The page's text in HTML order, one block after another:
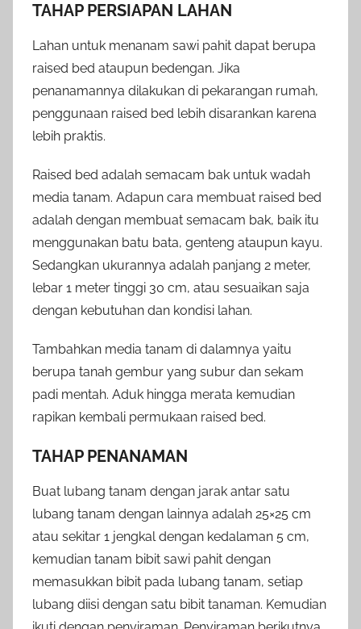
TAHAP PERSIAPAN LAHAN
Lahan untuk menanam sawi pahit dapat berupa
raised bed ataupun bedengan. Jika
penanamannya dilakukan di pekarangan rumah,
penggunaan raised bed lebih disarankan karena
lebih praktis.
Raised bed adalah semacam bak untuk wadah
media tanam. Adapun cara membuat raised bed
adalah dengan membuat semacam bak, baik itu
menggunakan batu bata, genteng ataupun kayu.
Sedangkan ukurannya adalah panjang 2 meter,
lebar 1 meter tinggi 30 cm, atau sesuaikan saja
dengan kebutuhan dan kondisi lahan.
Tambahkan media tanam di dalamnya yaitu
berupa tanah gembur yang subur dan sekam
padi mentah. Aduk hingga merata kemudian
rapikan kembali permukaan raised bed.
TAHAP PENANAMAN
Buat lubang tanam dengan jarak antar satu
lubang tanam dengan lainnya adalah 25×25 cm
atau sekitar 1 jengkal dengan kedalaman 5 cm,
kemudian tanam bibit sawi pahit dengan
memasukkan bibit pada lubang tanam, setiap
lubang diisi dengan satu bibit tanaman. Kemudian